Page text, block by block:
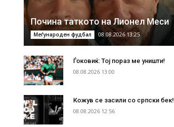
Почина таткото на Лионел Меси
Меѓународен фудбал 08.08.2026 13:25
Ѓоковиќ: Тој пораз ме уништи!
08.08.2026 13:00
Кожув се засили со српски бек!
08.08.2026 12:56